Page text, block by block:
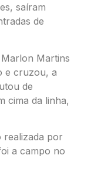
saíram
de
Martins
e cruzou, a
de
cima da linha,
realizada por
a campo no